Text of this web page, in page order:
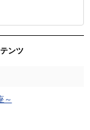
ンツ
～